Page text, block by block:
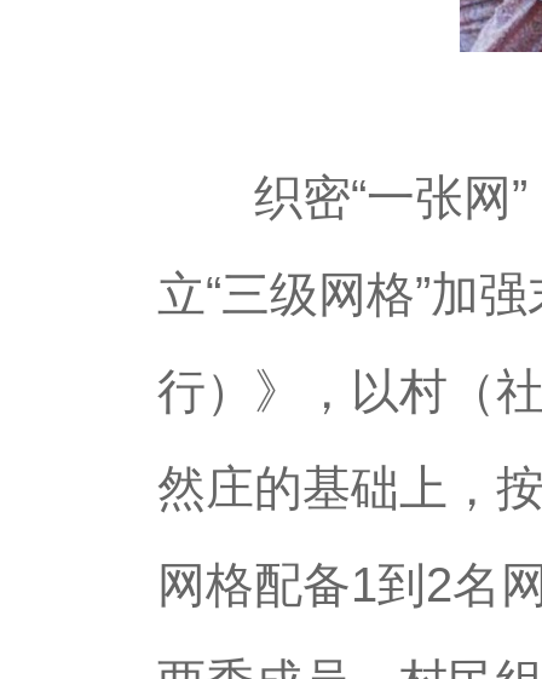
织密“一张网”
立“三级网格”加
行）》，以村（
然庄的基础上，
网格配备1到2名